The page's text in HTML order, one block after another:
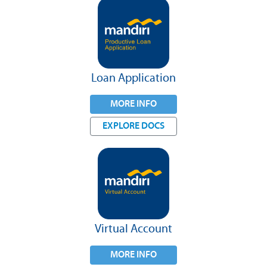
Loan Application
MORE INFO
EXPLORE DOCS
Virtual Account
MORE INFO